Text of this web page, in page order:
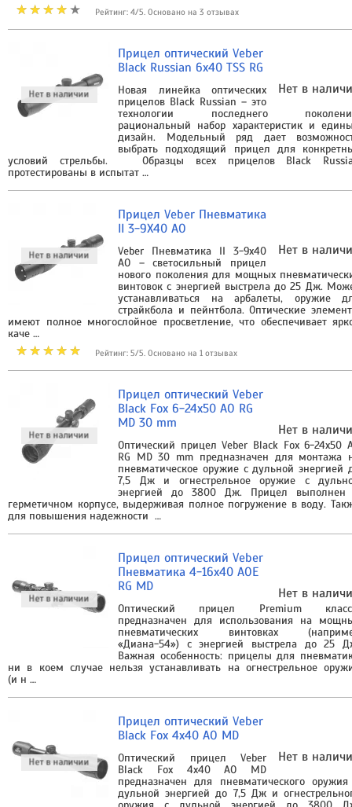
Рейтинг: 4/5. Основано на 3 отзывах
Нет в
Прицел оптический Veber
Black Russian 6x40 TSS RG
Новая линейка оптических
прицелов Black Russian – это
технологии последнего
рациональный набор характеристик и
дизайн. Модельный ряд дает
выбрать подходящий прицел для
условий стрельбы. Образцы всех прицелов Black
протестированы в испытат …
Нет в
Прицел Veber Пневматика
II 3-9X40 AO
Veber Пневматика II 3-9х40
AO – светосильный прицел
нового поколения для мощных
винтовок с энергией выстрела до 25 Дж.
устанавливаться на арбалеты, оружие
страйкбола и пейнтбола. Оптические
имеют полное многослойное просветление, что обеспечивает
каче …
Рейтинг: 5/5. Основано на 1 отзывах
Нет в
Прицел оптический Veber
Black Fox 6-24x50 AO RG
MD 30 mm
Оптический прицел Veber Black Fox 6-24x50
RG MD 30 mm предназначен для монтажа
пневматическое оружие с дульной энергией
7,5 Дж и огнестрельное оружие с
энергией до 3800 Дж. Прицел выполнен
герметичном корпусе, выдерживая полное погружение в воду.
для повышения надежности …
Нет в
Прицел оптический Veber
Пневматика 4-16x40 AOE
RG MD
Оптический прицел Premium
предназначен для использования на
пневматических винтовках
«Диана-54») с энергией выстрела до 25
Важная особенность: прицелы для
ни в коем случае нельзя устанавливать на огнестрельное
(и н …
Нет в
Прицел оптический Veber
Black Fox 4x40 AO MD
Оптический прицел Veber
Black Fox 4x40 AO MD
предназначен для пневматического
дульной энергией до 7,5 Дж и